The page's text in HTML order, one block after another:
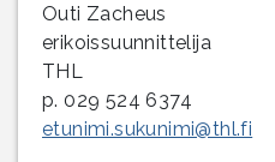
Outi Zacheus
erikoissuunnittelija
THL
p. 029 524 6374
etunimi.sukunimi@thl.fi